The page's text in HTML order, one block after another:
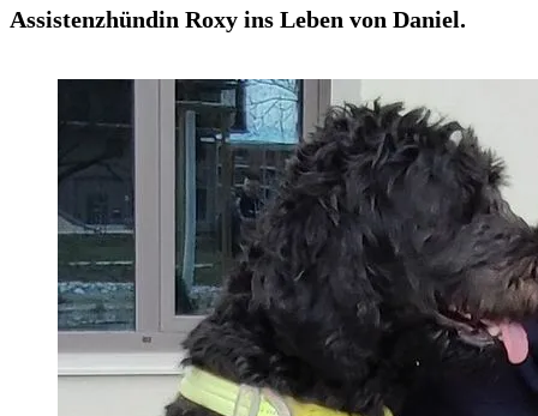
Assistenzhündin Roxy ins Leben von Daniel.